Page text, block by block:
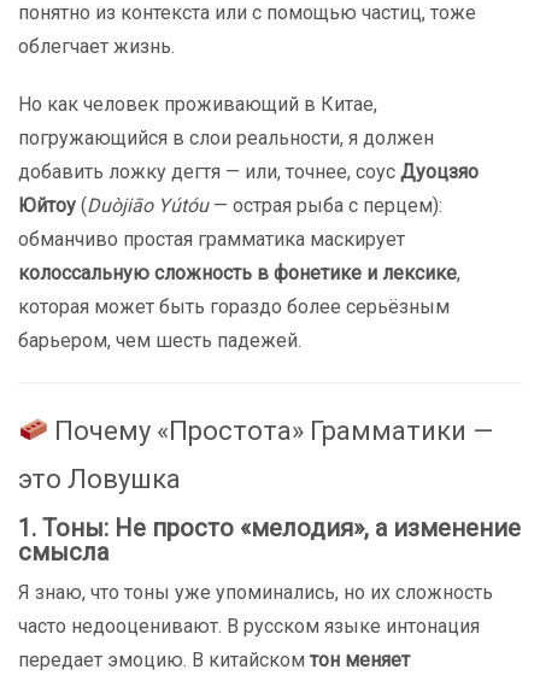
понятно из контекста или с помощью частиц, тоже
облегчает жизнь.
Но как человек проживающий в Китае,
погружающийся в слои реальности, я должен
добавить ложку дегтя — или, точнее, соус Дуоцзяо
Юйтоу (Duòjiāo Yútóu— острая рыба с перцем):
обманчиво простая грамматика маскирует
колоссальную сложность в фонетике и лексике,
которая может быть гораздо более серьёзным
барьером, чем шесть падежей.
Почему «Простота» Грамматики —
это Ловушка
1. Тоны: Не просто «мелодия», а изменение
смысла
Я знаю, что тоны уже упоминались, но их сложность
часто недооценивают. В русском языке интонация
передает эмоцию. В китайском тон меняет